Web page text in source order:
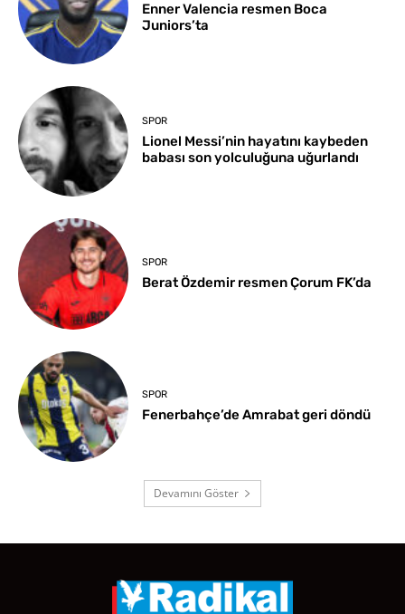
Enner Valencia resmen Boca
Juniors’ta
SPOR
Lionel Messi’nin hayatını kaybeden
babası son yolculuğuna uğurlandı
SPOR
Berat Özdemir resmen Çorum FK’da
SPOR
Fenerbahçe’de Amrabat geri döndü
Devamını Göster